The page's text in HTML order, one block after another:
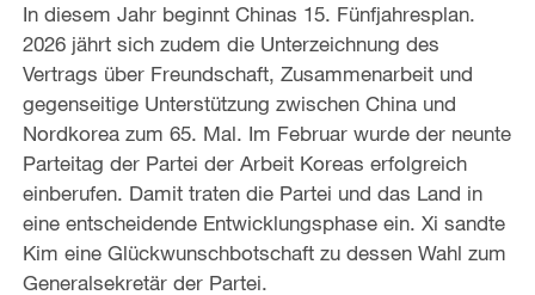
In diesem Jahr beginnt Chinas 15. Fünfjahresplan.
2026 jährt sich zudem die Unterzeichnung des
Vertrags über Freundschaft, Zusammenarbeit und
gegenseitige Unterstützung zwischen China und
Nordkorea zum 65. Mal. Im Februar wurde der neunte
Parteitag der Partei der Arbeit Koreas erfolgreich
einberufen. Damit traten die Partei und das Land in
eine entscheidende Entwicklungsphase ein. Xi sandte
Kim eine Glückwunschbotschaft zu dessen Wahl zum
Generalsekretär der Partei.